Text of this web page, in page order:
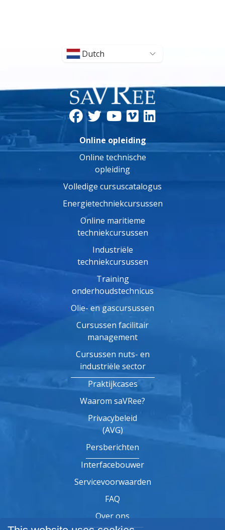
Dutch
Online opleiding
Online technische
opleiding
Volledige cursuscatalogus
Energietechniekcursussen
Online maritieme
techniekcursussen
Industriële
techniekcursussen
Training
onderhoudstechnicus
Olie- en gascursussen
Cursussen facilitair
management
Cursussen nuts- en
industriële sector
Praktijkcases
Waarom saVRee?
Privacybeleid
(AVG)
Persberichten
Interfacebouwer
Servicevoorwaarden
FAQ
Over ons